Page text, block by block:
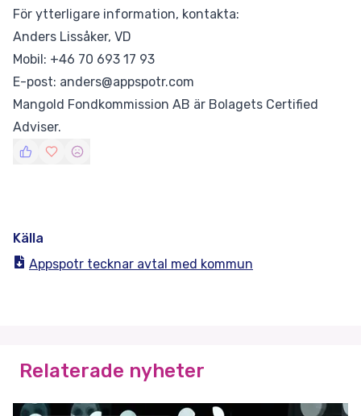
För ytterligare information, kontakta:
Anders Lissåker, VD
Mobil: +46 70 693 17 93
E-post: anders@appspotr.com
Mangold Fondkommission AB är Bolagets Certified
Adviser.
Källa
Appspotr tecknar avtal med kommun
Relaterade nyheter